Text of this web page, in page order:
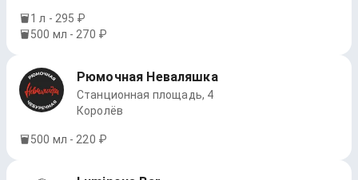
1 л - 295 ₽
500 мл - 270 ₽
Рюмочная Неваляшка
Станционная площадь, 4
Королёв
500 мл - 220 ₽